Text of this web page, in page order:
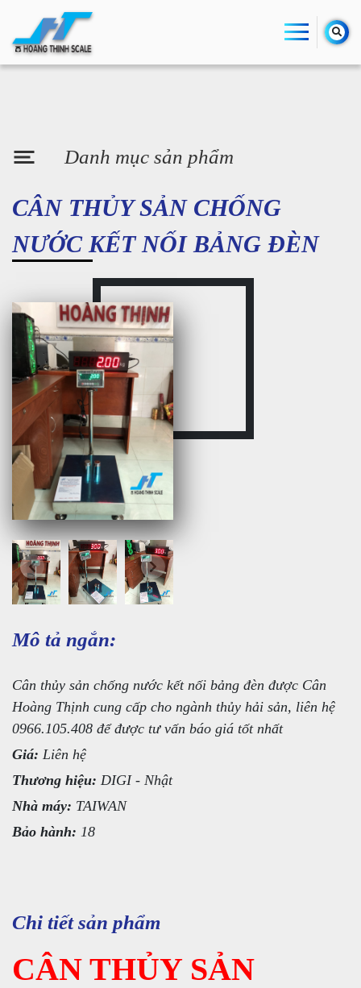
Danh mục sản phẩm
CÂN THỦY SẢN CHỐNG
NƯỚC KẾT NỐI BẢNG ĐÈN
Mô tả ngắn:
Cân thủy sản chống nước kết nối bảng đèn được Cân
Hoàng Thịnh cung cấp cho ngành thủy hải sản, liên hệ
0966.105.408 để được tư vấn báo giá tốt nhất
Giá: Liên hệ
Thương hiệu: DIGI - Nhật
Nhà máy: TAIWAN
Bảo hành: 18
Chi tiết sản phẩm
CÂN THỦY SẢN